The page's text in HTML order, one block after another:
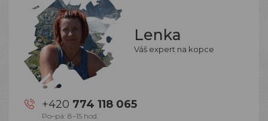
Lenka
Váš expert na kopce
+420 774 118 065
Po–pá: 8–15 hod.